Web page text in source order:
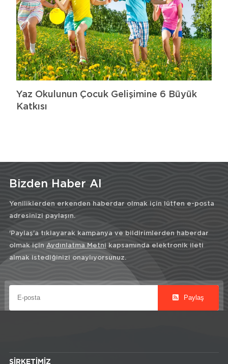
Yaz Okulunun Çocuk Gelişimine 6 Büyük
Katkısı
Bizden Haber Al
Yeniliklerden erkenden haberdar olmak için lütfen e-posta
adresinizi paylaşın.
'Paylaş'a tıklayarak kampanya ve bildirimlerden haberdar
olmak için Aydınlatma Metni kapsamında elektronik ileti
almak istediğinizi onaylıyorsunuz.
Paylaş
ŞIRKETIMIZ